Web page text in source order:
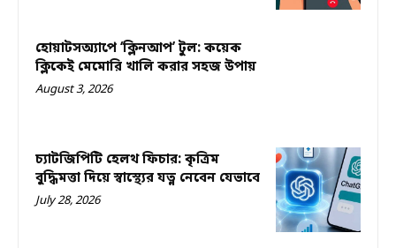
হোয়াটসঅ্যাপে ‘ক্লিনআপ’ টুল: কয়েক
ক্লিকেই মেমোরি খালি করার সহজ উপায়
August 3, 2026
চ্যাটজিপিটি হেলথ ফিচার: কৃত্রিম
বুদ্ধিমত্তা দিয়ে স্বাস্থ্যের যত্ন নেবেন যেভাবে
July 28, 2026